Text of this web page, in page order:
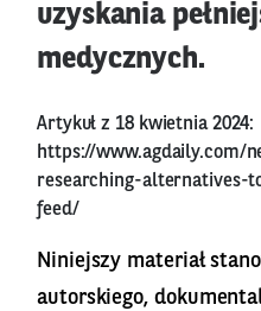
uzyskania
medycznych.
Artykuł z 18 kwietnia 2024:
https://www.agdaily.com/
researching-
feed/
Niniejszy materiał
autorskiego,